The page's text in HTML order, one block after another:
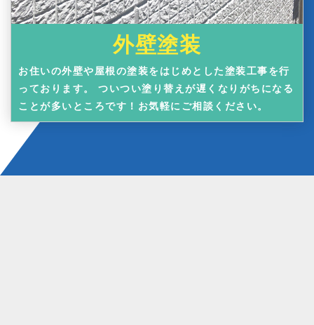
外壁塗装
お住いの外壁や屋根の塗装をはじめとした塗装工事を行
っております。 ついつい塗り替えが遅くなりがちになる
ことが多いところです！お気軽にご相談ください。